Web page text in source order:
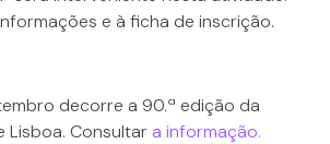
e à ficha de inscrição.
decorre a 90.ª edição da
Lisboa. Consultar a informação.